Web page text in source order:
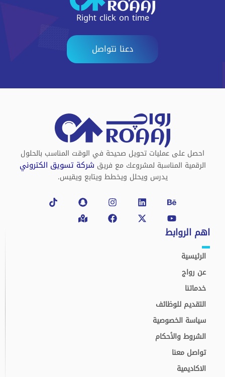
Right click on time
دعنا نتواصل
احصل على عمليات تحويل صحيحة في الوقت المناسب بالحلول
الرقمية المناسبة لمشروعك مع فريق شركة تسويق الكتروني
يدرس ويحلل ويخطط ويتابع ويقيس.
Behance
Linkedin
Instagram
Snapchat
Tiktok Youtube
X-
twitter
Facebook
Map-
marked-
alt
اهم الروابط
الرئيسية
عن رواج
خدماتنا
التقديم للوظائف
سياسة الخصوصية
الشروط والأحكام
تواصل معنا
الاكاديمية